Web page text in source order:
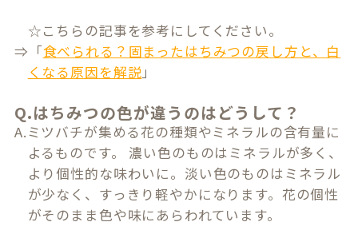
☆こちらの記事を参考にしてください。
⇒「食べられる？固まったはちみつの戻し方と、白
くなる原因を解説」
Q.はちみつの色が違うのはどうして？
A.ミツバチが集める花の種類やミネラルの含有量に
よるものです。 濃い色のものはミネラルが多く、
より個性的な味わいに。淡い色のものはミネラル
が少なく、すっきり軽やかになります。花の個性
がそのまま色や味にあらわれています。